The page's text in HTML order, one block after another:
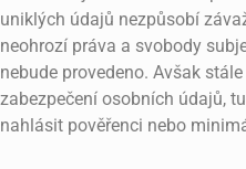
uniklých údajů nezpůsobí
neohrozí práva a svobody
nebude provedeno. Avšak
zabezpečení osobních údajů,
nahlásit pověřenci nebo